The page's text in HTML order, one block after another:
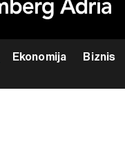
Ekonomija Biznis